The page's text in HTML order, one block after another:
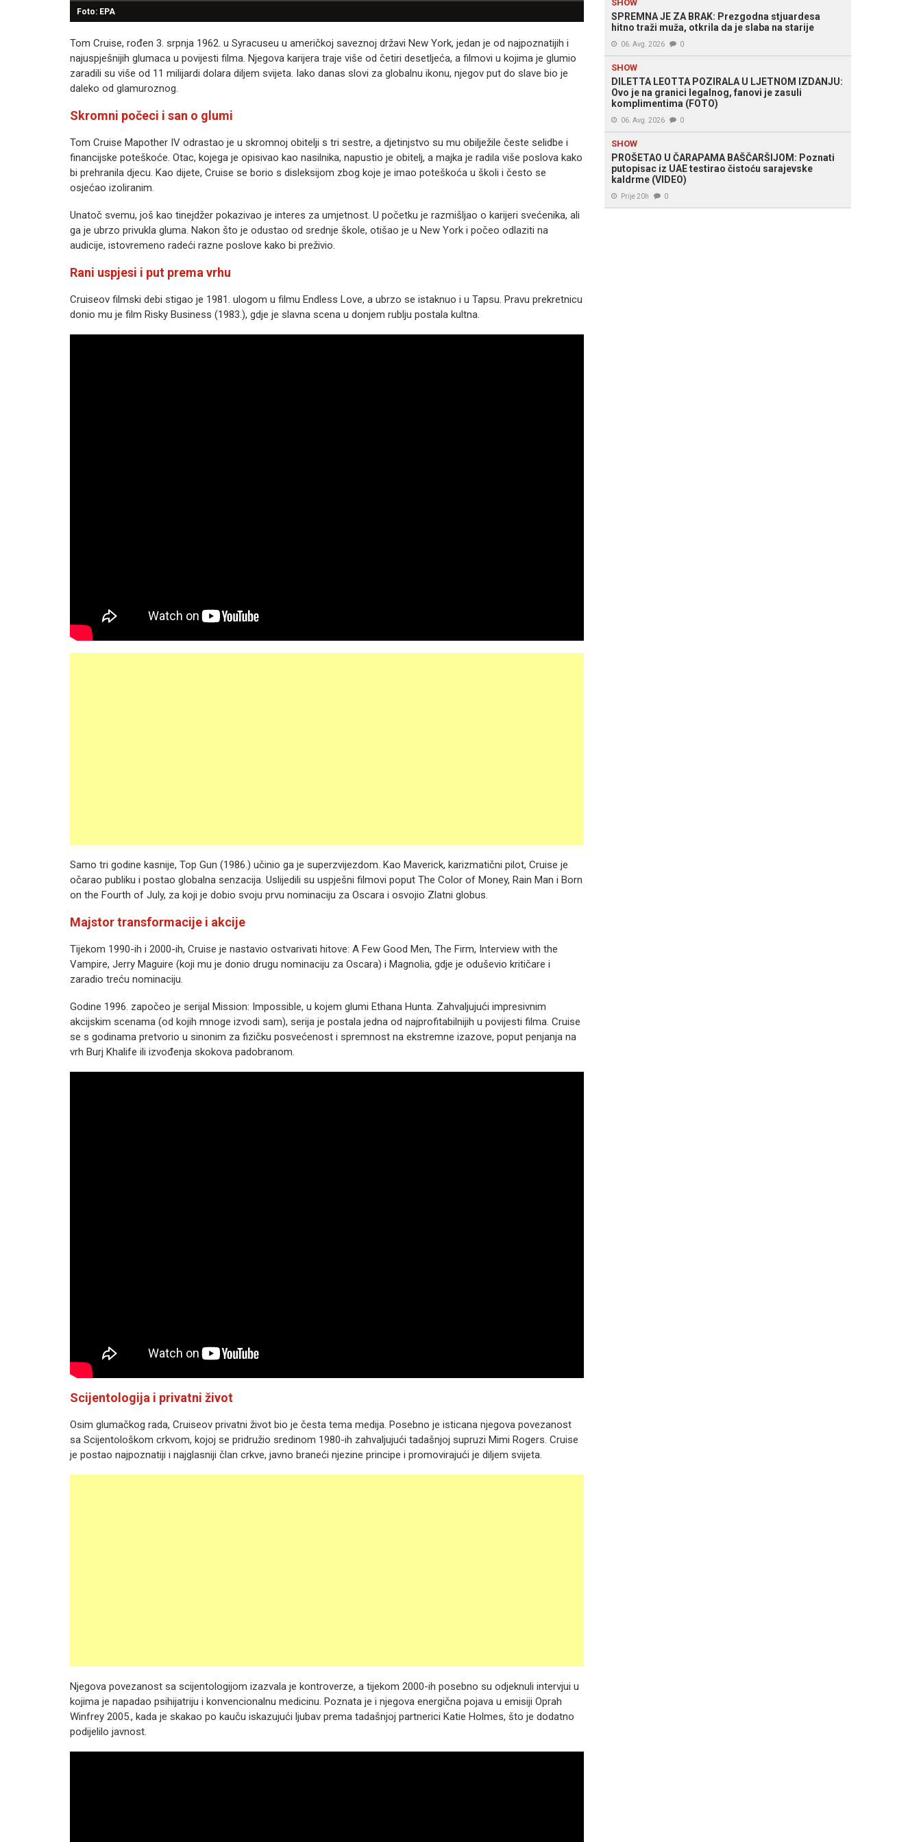
Foto: EPA
Tom Cruise, rođen 3. srpnja 1962. u Syracuseu u američkoj saveznoj državi New York, jedan je od najpoznatijih i
najuspješnijih glumaca u povijesti filma. Njegova karijera traje više od četiri desetljeća, a filmovi u kojima je glumio
zaradili su više od 11 milijardi dolara diljem svijeta. Iako danas slovi za globalnu ikonu, njegov put do slave bio je
daleko od glamuroznog.
Skromni počeci i san o glumi
Tom Cruise Mapother IV odrastao je u skromnoj obitelji s tri sestre, a djetinjstvo su mu obilježile česte selidbe i
financijske poteškoće. Otac, kojega je opisivao kao nasilnika, napustio je obitelj, a majka je radila više poslova kako
bi prehranila djecu. Kao dijete, Cruise se borio s disleksijom zbog koje je imao poteškoća u školi i često se
osjećao izoliranim.
Unatoč svemu, još kao tinejdžer pokazivao je interes za umjetnost. U početku je razmišljao o karijeri svećenika, ali
ga je ubrzo privukla gluma. Nakon što je odustao od srednje škole, otišao je u New York i počeo odlaziti na
audicije, istovremeno radeći razne poslove kako bi preživio.
Rani uspjesi i put prema vrhu
Cruiseov filmski debi stigao je 1981. ulogom u filmu Endless Love, a ubrzo se istaknuo i u Tapsu. Pravu prekretnicu
donio mu je film Risky Business (1983.), gdje je slavna scena u donjem rublju postala kultna.
Samo tri godine kasnije, Top Gun (1986.) učinio ga je superzvijezdom. Kao Maverick, karizmatični pilot, Cruise je
očarao publiku i postao globalna senzacija. Uslijedili su uspješni filmovi poput The Color of Money, Rain Man i Born
on the Fourth of July, za koji je dobio svoju prvu nominaciju za Oscara i osvojio Zlatni globus.
Majstor transformacije i akcije
Tijekom 1990-ih i 2000-ih, Cruise je nastavio ostvarivati hitove: A Few Good Men, The Firm, Interview with the
Vampire, Jerry Maguire (koji mu je donio drugu nominaciju za Oscara) i Magnolia, gdje je oduševio kritičare i
zaradio treću nominaciju.
Godine 1996. započeo je serijal Mission: Impossible, u kojem glumi Ethana Hunta. Zahvaljujući impresivnim
akcijskim scenama (od kojih mnoge izvodi sam), serija je postala jedna od najprofitabilnijih u povijesti filma. Cruise
se s godinama pretvorio u sinonim za fizičku posvećenost i spremnost na ekstremne izazove, poput penjanja na
vrh Burj Khalife ili izvođenja skokova padobranom.
Scijentologija i privatni život
Osim glumačkog rada, Cruiseov privatni život bio je česta tema medija. Posebno je isticana njegova povezanost
sa Scijentološkom crkvom, kojoj se pridružio sredinom 1980-ih zahvaljujući tadašnjoj supruzi Mimi Rogers. Cruise
je postao najpoznatiji i najglasniji član crkve, javno braneći njezine principe i promovirajući je diljem svijeta.
Njegova povezanost sa scijentologijom izazvala je kontroverze, a tijekom 2000-ih posebno su odjeknuli intervjui u
kojima je napadao psihijatriju i konvencionalnu medicinu. Poznata je i njegova energična pojava u emisiji Oprah
Winfrey 2005., kada je skakao po kauču iskazujući ljubav prema tadašnjoj partnerici Katie Holmes, što je dodatno
podijelilo javnost.
SHOW
SPREMNA JE ZA BRAK: Prezgodna stjuardesa
hitno traži muža, otkrila da je slaba na starije
06. Avg. 2026 0
SHOW
DILETTA LEOTTA POZIRALA U LJETNOM IZDANJU:
Ovo je na granici legalnog, fanovi je zasuli
komplimentima (FOTO)
06. Avg. 2026 0
SHOW
PROŠETAO U ČARAPAMA BAŠČARŠIJOM: Poznati
putopisac iz UAE testirao čistoću sarajevske
kaldrme (VIDEO)
Prije 20h 0